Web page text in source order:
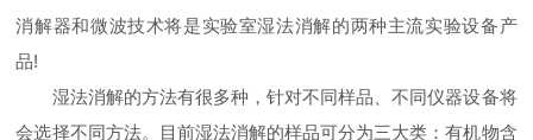
消解器和微波技术将是实验室湿法消解的两种主流实验设备产
品!
湿法消解的方法有很多种，针对不同样品、不同仪器设备将
会选择不同方法。目前湿法消解的样品可分为三大类：有机物含